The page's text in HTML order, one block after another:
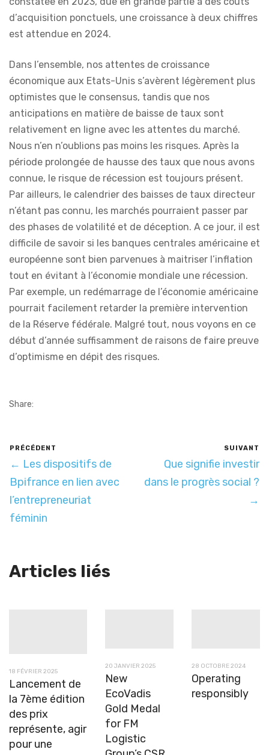
d’acquisition ponctuels, une croissance à deux chiffres
est attendue en 2024.
Dans l’ensemble, nos attentes de croissance
économique aux Etats-Unis s’avèrent légèrement plus
optimistes que le consensus, tandis que nos
anticipations en matière de baisse de taux sont
relativement en ligne avec les attentes du marché.
Nous n’en n’oublions pas moins les risques. Après la
période prolongée de hausse des taux que nous avons
connue, le risque de récession est toujours présent.
Par ailleurs, le calendrier des baisses de taux directeur
n’étant pas connu, les marchés pourraient passer par
des phases de volatilité et de déception. A ce jour, il est
difficile de savoir si les banques centrales américaine et
européenne sont bien parvenues à maitriser l’inflation
tout en évitant à l’économie mondiale une récession.
Par exemple, un redémarrage de l’économie américaine
pourrait facilement retarder la première intervention
de la Réserve fédérale. Malgré tout, nous voyons en ce
début d’année suffisamment de raisons de faire preuve
d’optimisme en dépit des risques.
Share:
PRÉCÉDENT
← Les dispositifs de
Bpifrance en lien avec
l’entrepreneuriat
féminin
SUIVANT
Que signifie investir
dans le progrès social ?
→
Articles liés
18 FÉVRIER 2025
Lancement de
la 7ème édition
des prix
représente, agir
pour une
20 JANVIER 2025
New
EcoVadis
Gold Medal
for FM
Logistic
28 OCTOBRE 2024
Operating
responsibly